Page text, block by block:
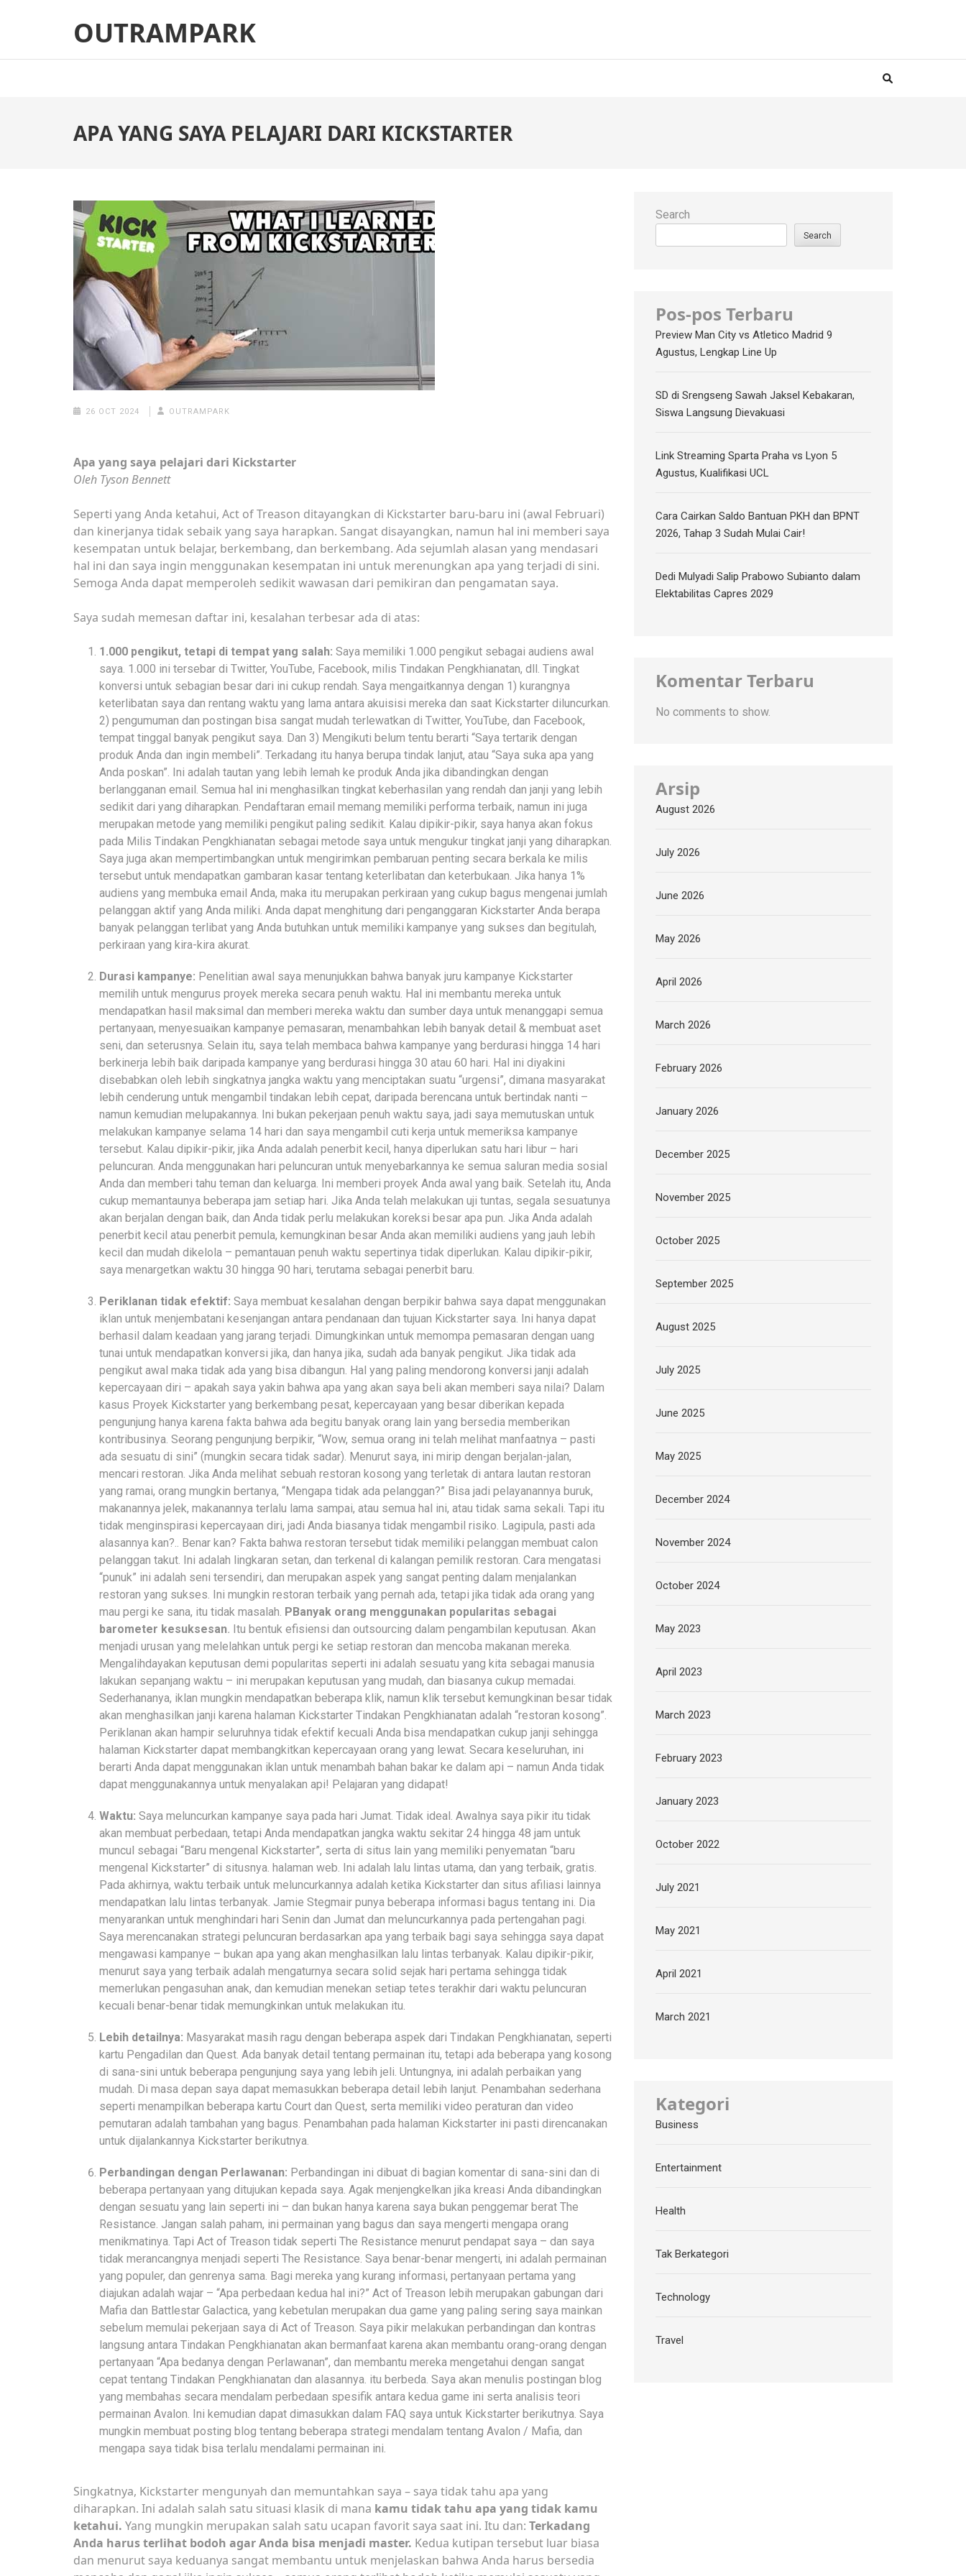
(Press
OUTRAMPARK
APA YANG SAYA PELAJARI DARI KICKSTARTER
26 OCT 2024 OUTRAMPARK
Apa yang saya pelajari dari Kickstarter
Oleh Tyson Bennett
Seperti yang Anda ketahui, Act of Treason ditayangkan di Kickstarter baru-baru ini (awal Februari)
dan kinerjanya tidak sebaik yang saya harapkan. Sangat disayangkan, namun hal ini memberi saya
kesempatan untuk belajar, berkembang, dan berkembang. Ada sejumlah alasan yang mendasari
hal ini dan saya ingin menggunakan kesempatan ini untuk merenungkan apa yang terjadi di sini.
Semoga Anda dapat memperoleh sedikit wawasan dari pemikiran dan pengamatan saya.
Saya sudah memesan daftar ini, kesalahan terbesar ada di atas:
1.000 pengikut, tetapi di tempat yang salah: Saya memiliki 1.000 pengikut sebagai audiens awal
saya. 1.000 ini tersebar di Twitter, YouTube, Facebook, milis Tindakan Pengkhianatan, dll. Tingkat
konversi untuk sebagian besar dari ini cukup rendah. Saya mengaitkannya dengan 1) kurangnya
keterlibatan saya dan rentang waktu yang lama antara akuisisi mereka dan saat Kickstarter diluncurkan.
2) pengumuman dan postingan bisa sangat mudah terlewatkan di Twitter, YouTube, dan Facebook,
tempat tinggal banyak pengikut saya. Dan 3) Mengikuti belum tentu berarti “Saya tertarik dengan
produk Anda dan ingin membeli”. Terkadang itu hanya berupa tindak lanjut, atau “Saya suka apa yang
Anda poskan”. Ini adalah tautan yang lebih lemah ke produk Anda jika dibandingkan dengan
berlangganan email. Semua hal ini menghasilkan tingkat keberhasilan yang rendah dan janji yang lebih
sedikit dari yang diharapkan. Pendaftaran email memang memiliki performa terbaik, namun ini juga
merupakan metode yang memiliki pengikut paling sedikit. Kalau dipikir-pikir, saya hanya akan fokus
pada Milis Tindakan Pengkhianatan sebagai metode saya untuk mengukur tingkat janji yang diharapkan.
Saya juga akan mempertimbangkan untuk mengirimkan pembaruan penting secara berkala ke milis
tersebut untuk mendapatkan gambaran kasar tentang keterlibatan dan keterbukaan. Jika hanya 1%
audiens yang membuka email Anda, maka itu merupakan perkiraan yang cukup bagus mengenai jumlah
pelanggan aktif yang Anda miliki. Anda dapat menghitung dari penganggaran Kickstarter Anda berapa
banyak pelanggan terlibat yang Anda butuhkan untuk memiliki kampanye yang sukses dan begitulah,
perkiraan yang kira-kira akurat.
Durasi kampanye: Penelitian awal saya menunjukkan bahwa banyak juru kampanye Kickstarter
memilih untuk mengurus proyek mereka secara penuh waktu. Hal ini membantu mereka untuk
mendapatkan hasil maksimal dan memberi mereka waktu dan sumber daya untuk menanggapi semua
pertanyaan, menyesuaikan kampanye pemasaran, menambahkan lebih banyak detail & membuat aset
seni, dan seterusnya. Selain itu, saya telah membaca bahwa kampanye yang berdurasi hingga 14 hari
berkinerja lebih baik daripada kampanye yang berdurasi hingga 30 atau 60 hari. Hal ini diyakini
disebabkan oleh lebih singkatnya jangka waktu yang menciptakan suatu “urgensi”, dimana masyarakat
lebih cenderung untuk mengambil tindakan lebih cepat, daripada berencana untuk bertindak nanti –
namun kemudian melupakannya. Ini bukan pekerjaan penuh waktu saya, jadi saya memutuskan untuk
melakukan kampanye selama 14 hari dan saya mengambil cuti kerja untuk memeriksa kampanye
tersebut. Kalau dipikir-pikir, jika Anda adalah penerbit kecil, hanya diperlukan satu hari libur – hari
peluncuran. Anda menggunakan hari peluncuran untuk menyebarkannya ke semua saluran media sosial
Anda dan memberi tahu teman dan keluarga. Ini memberi proyek Anda awal yang baik. Setelah itu, Anda
cukup memantaunya beberapa jam setiap hari. Jika Anda telah melakukan uji tuntas, segala sesuatunya
akan berjalan dengan baik, dan Anda tidak perlu melakukan koreksi besar apa pun. Jika Anda adalah
penerbit kecil atau penerbit pemula, kemungkinan besar Anda akan memiliki audiens yang jauh lebih
kecil dan mudah dikelola – pemantauan penuh waktu sepertinya tidak diperlukan. Kalau dipikir-pikir,
saya menargetkan waktu 30 hingga 90 hari, terutama sebagai penerbit baru.
Periklanan tidak efektif: Saya membuat kesalahan dengan berpikir bahwa saya dapat menggunakan
iklan untuk menjembatani kesenjangan antara pendanaan dan tujuan Kickstarter saya. Ini hanya dapat
berhasil dalam keadaan yang jarang terjadi. Dimungkinkan untuk memompa pemasaran dengan uang
tunai untuk mendapatkan konversi jika, dan hanya jika, sudah ada banyak pengikut. Jika tidak ada
pengikut awal maka tidak ada yang bisa dibangun. Hal yang paling mendorong konversi janji adalah
kepercayaan diri – apakah saya yakin bahwa apa yang akan saya beli akan memberi saya nilai? Dalam
kasus Proyek Kickstarter yang berkembang pesat, kepercayaan yang besar diberikan kepada
pengunjung hanya karena fakta bahwa ada begitu banyak orang lain yang bersedia memberikan
kontribusinya. Seorang pengunjung berpikir, “Wow, semua orang ini telah melihat manfaatnya – pasti
ada sesuatu di sini” (mungkin secara tidak sadar). Menurut saya, ini mirip dengan berjalan-jalan,
mencari restoran. Jika Anda melihat sebuah restoran kosong yang terletak di antara lautan restoran
yang ramai, orang mungkin bertanya, “Mengapa tidak ada pelanggan?” Bisa jadi pelayanannya buruk,
makanannya jelek, makanannya terlalu lama sampai, atau semua hal ini, atau tidak sama sekali. Tapi itu
tidak menginspirasi kepercayaan diri, jadi Anda biasanya tidak mengambil risiko. Lagipula, pasti ada
alasannya kan?.. Benar kan? Fakta bahwa restoran tersebut tidak memiliki pelanggan membuat calon
pelanggan takut. Ini adalah lingkaran setan, dan terkenal di kalangan pemilik restoran. Cara mengatasi
“punuk” ini adalah seni tersendiri, dan merupakan aspek yang sangat penting dalam menjalankan
restoran yang sukses. Ini mungkin restoran terbaik yang pernah ada, tetapi jika tidak ada orang yang
mau pergi ke sana, itu tidak masalah. PBanyak orang menggunakan popularitas sebagai
barometer kesuksesan. Itu bentuk efisiensi dan outsourcing dalam pengambilan keputusan. Akan
menjadi urusan yang melelahkan untuk pergi ke setiap restoran dan mencoba makanan mereka.
Mengalihdayakan keputusan demi popularitas seperti ini adalah sesuatu yang kita sebagai manusia
lakukan sepanjang waktu – ini merupakan keputusan yang mudah, dan biasanya cukup memadai.
Sederhananya, iklan mungkin mendapatkan beberapa klik, namun klik tersebut kemungkinan besar tidak
akan menghasilkan janji karena halaman Kickstarter Tindakan Pengkhianatan adalah “restoran kosong”.
Periklanan akan hampir seluruhnya tidak efektif kecuali Anda bisa mendapatkan cukup janji sehingga
halaman Kickstarter dapat membangkitkan kepercayaan orang yang lewat. Secara keseluruhan, ini
berarti Anda dapat menggunakan iklan untuk menambah bahan bakar ke dalam api – namun Anda tidak
dapat menggunakannya untuk menyalakan api! Pelajaran yang didapat!
Waktu: Saya meluncurkan kampanye saya pada hari Jumat. Tidak ideal. Awalnya saya pikir itu tidak
akan membuat perbedaan, tetapi Anda mendapatkan jangka waktu sekitar 24 hingga 48 jam untuk
muncul sebagai “Baru mengenal Kickstarter”, serta di situs lain yang memiliki penyematan “baru
mengenal Kickstarter” di situsnya. halaman web. Ini adalah lalu lintas utama, dan yang terbaik, gratis.
Pada akhirnya, waktu terbaik untuk meluncurkannya adalah ketika Kickstarter dan situs afiliasi lainnya
mendapatkan lalu lintas terbanyak. Jamie Stegmair punya beberapa informasi bagus tentang ini. Dia
menyarankan untuk menghindari hari Senin dan Jumat dan meluncurkannya pada pertengahan pagi.
Saya merencanakan strategi peluncuran berdasarkan apa yang terbaik bagi saya sehingga saya dapat
mengawasi kampanye – bukan apa yang akan menghasilkan lalu lintas terbanyak. Kalau dipikir-pikir,
menurut saya yang terbaik adalah mengaturnya secara solid sejak hari pertama sehingga tidak
memerlukan pengasuhan anak, dan kemudian menekan setiap tetes terakhir dari waktu peluncuran
kecuali benar-benar tidak memungkinkan untuk melakukan itu.
Lebih detailnya: Masyarakat masih ragu dengan beberapa aspek dari Tindakan Pengkhianatan, seperti
kartu Pengadilan dan Quest. Ada banyak detail tentang permainan itu, tetapi ada beberapa yang kosong
di sana-sini untuk beberapa pengunjung saya yang lebih jeli. Untungnya, ini adalah perbaikan yang
mudah. Di masa depan saya dapat memasukkan beberapa detail lebih lanjut. Penambahan sederhana
seperti menampilkan beberapa kartu Court dan Quest, serta memiliki video peraturan dan video
pemutaran adalah tambahan yang bagus. Penambahan pada halaman Kickstarter ini pasti direncanakan
untuk dijalankannya Kickstarter berikutnya.
Perbandingan dengan Perlawanan: Perbandingan ini dibuat di bagian komentar di sana-sini dan di
beberapa pertanyaan yang ditujukan kepada saya. Agak menjengkelkan jika kreasi Anda dibandingkan
dengan sesuatu yang lain seperti ini – dan bukan hanya karena saya bukan penggemar berat The
Resistance. Jangan salah paham, ini permainan yang bagus dan saya mengerti mengapa orang
menikmatinya. Tapi Act of Treason tidak seperti The Resistance menurut pendapat saya – dan saya
tidak merancangnya menjadi seperti The Resistance. Saya benar-benar mengerti, ini adalah permainan
yang populer, dan genrenya sama. Bagi mereka yang kurang informasi, pertanyaan pertama yang
diajukan adalah wajar – “Apa perbedaan kedua hal ini?” Act of Treason lebih merupakan gabungan dari
Mafia dan Battlestar Galactica, yang kebetulan merupakan dua game yang paling sering saya mainkan
sebelum memulai pekerjaan saya di Act of Treason. Saya pikir melakukan perbandingan dan kontras
langsung antara Tindakan Pengkhianatan akan bermanfaat karena akan membantu orang-orang dengan
pertanyaan “Apa bedanya dengan Perlawanan”, dan membantu mereka mengetahui dengan sangat
cepat tentang Tindakan Pengkhianatan dan alasannya. itu berbeda. Saya akan menulis postingan blog
yang membahas secara mendalam perbedaan spesifik antara kedua game ini serta analisis teori
permainan Avalon. Ini kemudian dapat dimasukkan dalam FAQ saya untuk Kickstarter berikutnya. Saya
mungkin membuat posting blog tentang beberapa strategi mendalam tentang Avalon / Mafia, dan
mengapa saya tidak bisa terlalu mendalami permainan ini.
Singkatnya, Kickstarter mengunyah dan memuntahkan saya – saya tidak tahu apa yang
diharapkan. Ini adalah salah satu situasi klasik di mana kamu tidak tahu apa yang tidak kamu
ketahui. Yang mungkin merupakan salah satu ucapan favorit saya saat ini. Itu dan: Terkadang
Anda harus terlihat bodoh agar Anda bisa menjadi master. Kedua kutipan tersebut luar biasa
dan menurut saya keduanya sangat membantu untuk menjelaskan bahwa Anda harus bersedia
Search
Search
Pos-pos Terbaru
Preview Man City vs Atletico Madrid 9
Agustus, Lengkap Line Up
SD di Srengseng Sawah Jaksel Kebakaran,
Siswa Langsung Dievakuasi
Link Streaming Sparta Praha vs Lyon 5
Agustus, Kualifikasi UCL
Cara Cairkan Saldo Bantuan PKH dan BPNT
2026, Tahap 3 Sudah Mulai Cair!
Dedi Mulyadi Salip Prabowo Subianto dalam
Elektabilitas Capres 2029
Komentar Terbaru
No comments to show.
Arsip
August 2026
July 2026
June 2026
May 2026
April 2026
March 2026
February 2026
January 2026
December 2025
November 2025
October 2025
September 2025
August 2025
July 2025
June 2025
May 2025
December 2024
November 2024
October 2024
May 2023
April 2023
March 2023
February 2023
January 2023
October 2022
July 2021
May 2021
April 2021
March 2021
Kategori
Business
Entertainment
Health
Tak Berkategori
Technology
Travel